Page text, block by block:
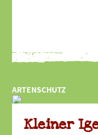
ARTENSCHUTZ
Kleiner